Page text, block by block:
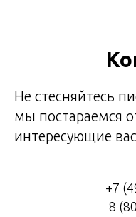
Не стесняйтесь
мы постараемся
интересующие
+7
8